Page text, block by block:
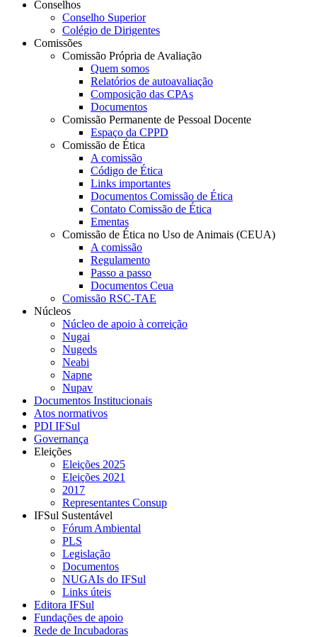
Conselhos
Conselho Superior
Colégio de Dirigentes
Comissões
Comissão Própria de Avaliação
Quem somos
Relatórios de autoavaliação
Composição das CPAs
Documentos
Comissão Permanente de Pessoal Docente
Espaço da CPPD
Comissão de Ética
A comissão
Código de Ética
Links importantes
Documentos Comissão de Ética
Contato Comissão de Ética
Ementas
Comissão de Ética no Uso de Animais (CEUA)
A comissão
Regulamento
Passo a passo
Documentos Ceua
Comissão RSC-TAE
Núcleos
Núcleo de apoio à correição
Nugai
Nugeds
Neabi
Napne
Nupav
Documentos Institucionais
Atos normativos
PDI IFSul
Governança
Eleições
Eleições 2025
Eleições 2021
2017
Representantes Consup
IFSul Sustentável
Fórum Ambiental
PLS
Legislação
Documentos
NUGAIs do IFSul
Links úteis
Editora IFSul
Fundações de apoio
Rede de Incubadoras